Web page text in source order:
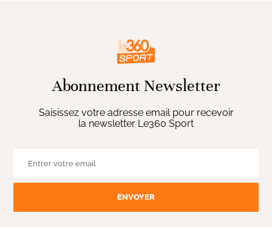
Abonnement Newsletter
Saisissez votre adresse email pour recevoir
la newsletter Le360 Sport
ENVOYER